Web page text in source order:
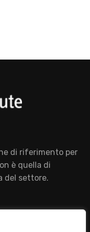
di riferimento per
è quella di
del settore.